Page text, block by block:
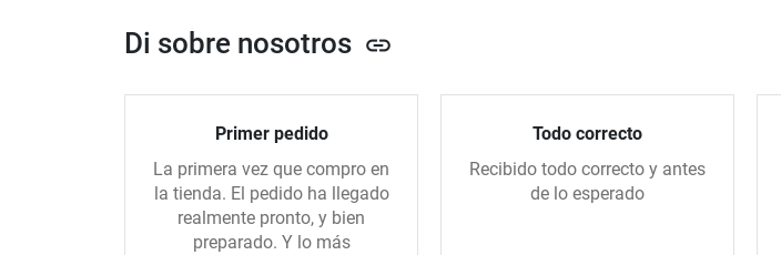
Di sobre nosotros link
Primer pedido
La primera vez que compro en
la tienda. El pedido ha llegado
realmente pronto, y bien
preparado. Y lo más
Todo correcto
Recibido todo correcto y antes
de lo esperado